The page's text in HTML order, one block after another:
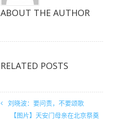
ABOUT THE AUTHOR
RELATED POSTS
刘晓波：要问责，不要颂歌
【图片】天安门母亲在北京祭奠